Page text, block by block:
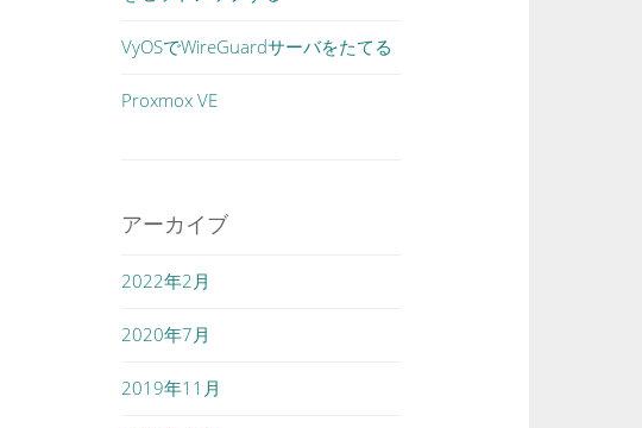
VyOSでWireGuardサーバをたてる
Proxmox VE
アーカイブ
2022年2月
2020年7月
2019年11月